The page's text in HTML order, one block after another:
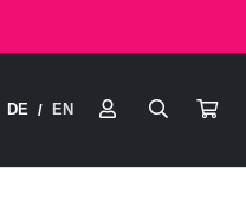
DE / EN